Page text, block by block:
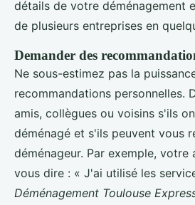
détails de votre déménagement
de plusieurs entreprises en
Demander des
Ne sous-estimez pas la
recommandations personnelles.
amis, collègues ou voisins s'ils
déménagé et s'ils peuvent vous
déménageur. Par exemple, votre
vous dire : « J'ai utilisé les
Déménagement Toulouse